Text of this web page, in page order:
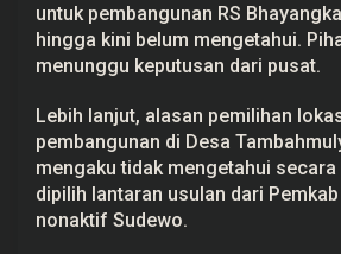
untuk pembangunan RS
hingga kini belum mengetahui.
menunggu keputusan dari pusat.
Lebih lanjut, alasan pemilihan
pembangunan di Desa
mengaku tidak mengetahui
dipilih lantaran usulan dari
nonaktif Sudewo.